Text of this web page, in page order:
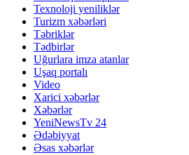
Texnoloji yeniliklər
Turizm xəbərləri
Təbriklər
Tədbirlər
Uğurlara imza atanlar
Uşaq portalı
Video
Xarici xəbərlər
Xəbərlər
YeniNewsTv 24
Ədəbiyyat
Əsas xəbərlər